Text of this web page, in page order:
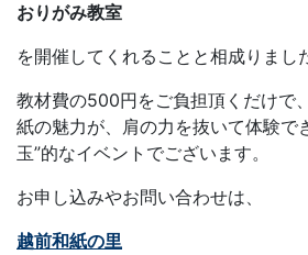
おりがみ教室
を開催してくれることと相成りまし
教材費の500円をご負担頂くだけで
紙の魅力が、肩の力を抜いて体験で
玉”的なイベントでございます。
お申し込みやお問い合わせは、
越前和紙の里